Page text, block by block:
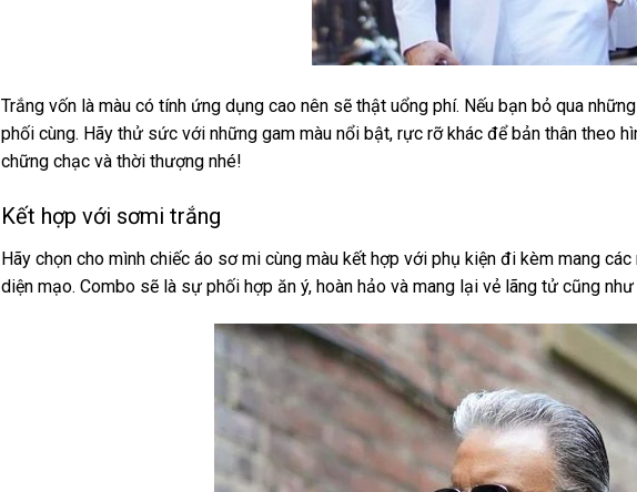
Trắng vốn là màu có tính ứng dụng cao nên sẽ thật uổng phí. Nếu bạn bỏ qua
phối cùng. Hãy thử sức với những gam màu nổi bật, rực rỡ khác để bản thân theo
chững chạc và thời thượng nhé!
Kết hợp với sơmi trắng
Hãy chọn cho mình chiếc áo sơ mi cùng màu kết hợp với phụ kiện đi kèm mang
diện mạo. Combo sẽ là sự phối hợp ăn ý, hoàn hảo và mang lại vẻ lãng tử cũng